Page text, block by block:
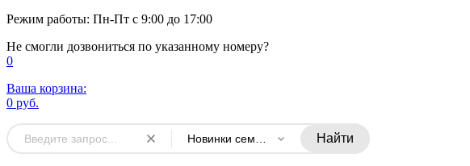
Режим работы: Пн-Пт с 9:00 до 17:00
Не смогли дозвониться по указанному номеру?
0
Ваша корзина:
0 руб.
Новинки семян 2026 года Найти